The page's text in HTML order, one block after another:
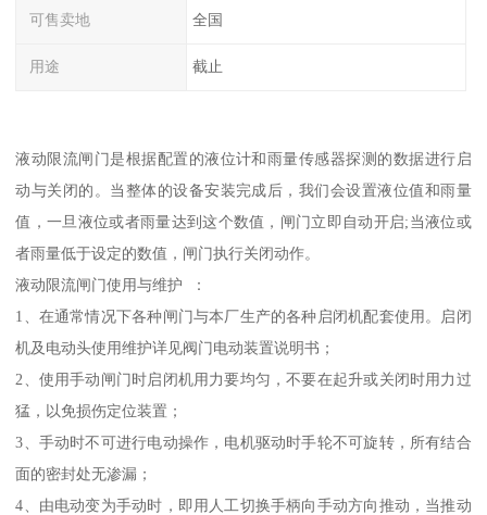
可售卖地 全国
用途 截止
液动限流闸门是根据配置的液位计和雨量传感器探测的数据进行启
动与关闭的。当整体的设备安装完成后，我们会设置液位值和雨量
值，一旦液位或者雨量达到这个数值，闸门立即自动开启;当液位或
者雨量低于设定的数值，闸门执行关闭动作。
液动限流闸门使用与维护 ：
1、在通常情况下各种闸门与本厂生产的各种启闭机配套使用。启闭
机及电动头使用维护详见阀门电动装置说明书；
2、使用手动闸门时启闭机用力要均匀，不要在起升或关闭时用力过
猛，以免损伤定位装置；
3、手动时不可进行电动操作，电机驱动时手轮不可旋转，所有结合
面的密封处无渗漏；
4、由电动变为手动时，即用人工切换手柄向手动方向推动，当推动